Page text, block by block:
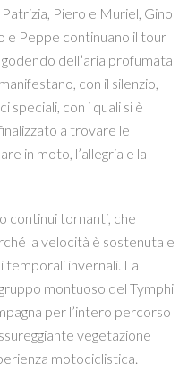
Piero e Muriel, Gino
e Peppe continuano il tour
dell’aria profumata
con il silenzio,
speciali, con i quali si è
a trovare le
in moto, l’allegria e la
continui tornanti, che
la velocità è sostenuta e
temporali invernali. La
montuoso del Tymphi
per l’intero percorso
vegetazione
motociclistica.